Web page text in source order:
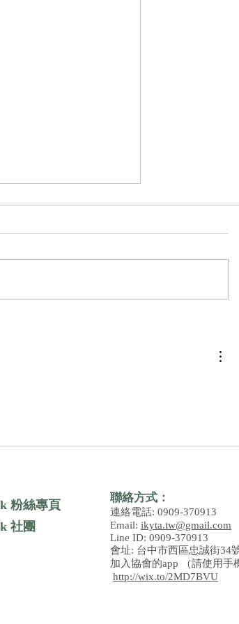
粉絲專頁
社團
聯絡方式：
連絡電話: 0909-370913
Email: ikyta.tw@gmail.com
Line ID: 0909-370913
會址: 台中市西區忠誠街34
加入協會的app （請使用手
http://wix.to/2MD7BVU